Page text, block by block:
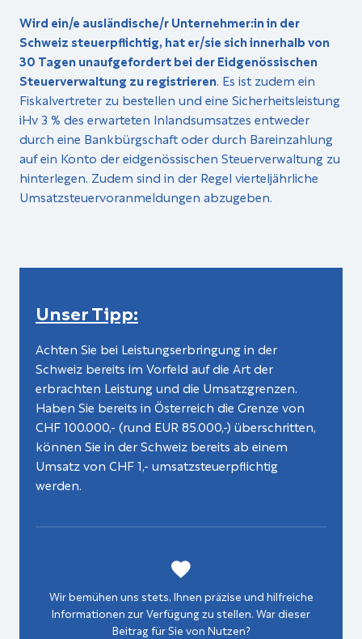
Wird ein/e ausländische/r Unternehmer:in in der
Schweiz steuerpflichtig, hat er/sie sich innerhalb von
30 Tagen unaufgefordert bei der Eidgenössischen
Steuerverwaltung zu registrieren. Es ist zudem ein
Fiskalvertreter zu bestellen und eine Sicherheitsleistung
iHv 3 % des erwarteten Inlandsumsatzes entweder
durch eine Bankbürgschaft oder durch Bareinzahlung
auf ein Konto der eidgenössischen Steuerverwaltung zu
hinterle­gen. Zudem sind in der Regel vierteljährliche
Umsatzsteuervoranmeldungen abzugeben.
Unser Tipp:
Achten Sie bei Leistungserbringung in der
Schweiz bereits im Vorfeld auf die Art der
erbrachten Leistung und die Umsatzgrenzen.
Haben Sie bereits in Österreich die Grenze von
CHF 100.000,- (rund EUR 85.000,-) überschritten,
können Sie in der Schweiz bereits ab einem
Umsatz von CHF 1,- umsatzsteuerpflichtig
werden.
Wir bemühen uns stets, Ihnen präzise und hilfreiche
Informationen zur Verfügung zu stellen. War dieser
Beitrag für Sie von Nutzen?